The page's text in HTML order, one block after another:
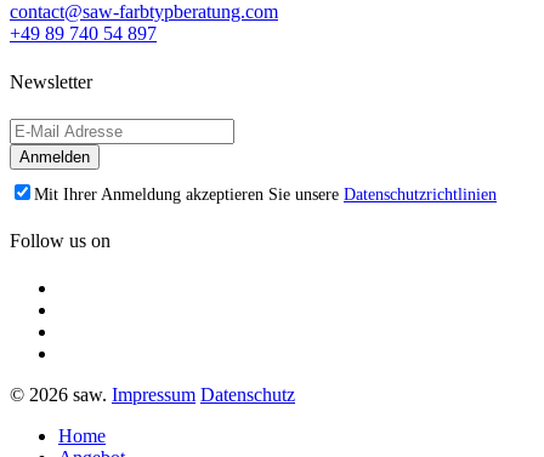
contact@saw-farbtypberatung.com
+49 89 740 54 897
Newsletter
Mit Ihrer Anmeldung akzeptieren Sie unsere Datenschutzrichtlinien
Follow us on
© 2026 saw. Impressum Datenschutz
Home